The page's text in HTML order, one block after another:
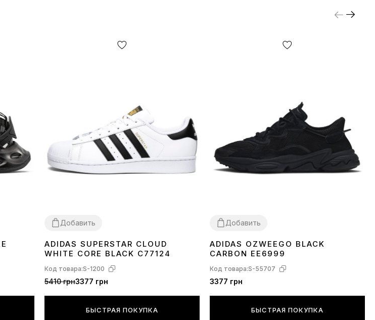
*Некоторые незначительные детали товара и его комплектации
бирок, их форма, размер или содержание, мелкие принты, цвет
дизайн, комплектацию, производственный цикл и другое, в
зависимости от большого кол-ва факторов, включая, но не
ограничиваясь — от партии, года выпуска, страны
производителя и т.д.!
Добавить
36 3738 40 41 424344 45
ADIDAS SUPERSTAR CLOUD
WHITE CORE BLACK C77124
Код товара:S-1200
5410 грн3377 грн
БЫСТРАЯ ПОКУПКА
Добавить
36 3738 39404344 45
ADIDAS OZWEEGO BLACK
CARBON EE6999
Код товара:S-55707
3377 грн
БЫСТРАЯ ПОКУПКА